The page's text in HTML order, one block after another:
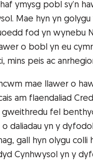
ymysg pobl sy’n
Mae hyn yn golygu
fod yn wynebu
o bobl yn eu
mins peis ac
mae llawer o
am flaendaliad
gweithredu fel
daliadau yn y
gall hyn olygu colli
Cynhwysol yn y